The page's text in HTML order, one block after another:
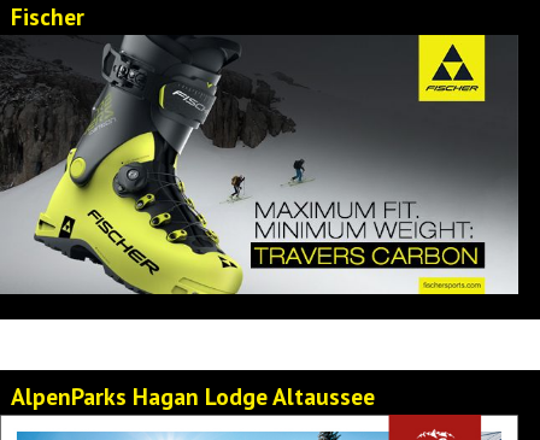
Fischer
AlpenParks Hagan Lodge Altaussee